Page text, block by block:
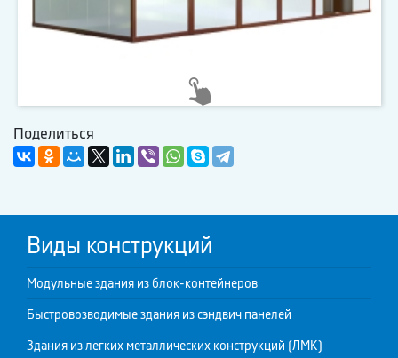
Поделиться
Виды конструкций
Модульные здания из блок-контейнеров
Быстровозводимые здания из сэндвич панелей
Здания из легких металлических конструкций (ЛМК)